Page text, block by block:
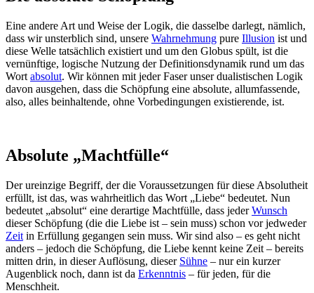
Eine andere Art und Weise der Logik, die dasselbe darlegt, nämlich,
dass wir unsterblich sind, unsere Wahrnehmung pure Illusion ist und
diese Welle tatsächlich existiert und um den Globus spült, ist die
vernünftige, logische Nutzung der Definitionsdynamik rund um das
Wort absolut. Wir können mit jeder Faser unser dualistischen Logik
davon ausgehen, dass die Schöpfung eine absolute, allumfassende,
also, alles beinhaltende, ohne Vorbedingungen existierende, ist.
Absolute „Machtfülle“
Der ureinzige Begriff, der die Voraussetzungen für diese Absolutheit
erfüllt, ist das, was wahrheitlich das Wort „Liebe“ bedeutet. Nun
bedeutet „absolut“ eine derartige Machtfülle, dass jederWunsch
dieser Schöpfung (die die Liebe ist – sein muss) schon vor jedweder
Zeit in Erfüllung gegangen sein muss. Wir sind also – es geht nicht
anders – jedoch die Schöpfung, die Liebe kennt keine Zeit – bereits
mitten drin, in dieser Auflösung, dieser Sühne – nur ein kurzer
Augenblick noch, dann ist da Erkenntnis – für jeden, für die
Menschheit.